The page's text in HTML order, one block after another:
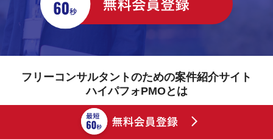
フリーコンサルタントのための案件紹介サイト
ハイパフォPMOとは
ハイパフォPMOとは